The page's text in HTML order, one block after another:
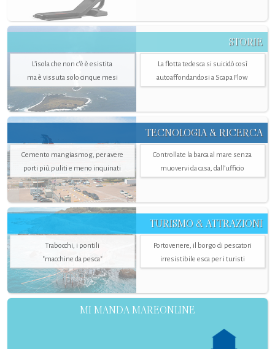
STORIE
L’isola che non c'è è esistita
ma è vissuta solo cinque mesi
La flotta tedesca si suicidò così
autoaffondandosi a Scapa Flow
TECNOLOGIA & RICERCA
Cemento mangiasmog, per avere
porti più puliti e meno inquinati
Controllate la barca al mare senza
muovervi da casa, dall’ufficio
TURISMO & ATTRAZIONI
Trabocchi, i pontili
"macchine da pesca"
Portovenere, il borgo di pescatori
irresistibile esca per i turisti
MI MANDA MAREONLINE